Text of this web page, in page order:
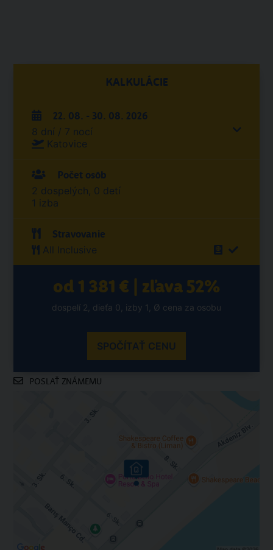
KALKULÁCIE
22. 08. - 30. 08. 2026
8 dní / 7 nocí
Katovice
Počet osôb
2 dospelých, 0 detí
1 izba
Stravovanie
All Inclusive
od 1 381 € | zľava 52%
dospelí 2, dieťa 0, izby 1, Ø cena za osobu
SPOČÍTAŤ CENU
POSLAŤ ZNÁMEMU